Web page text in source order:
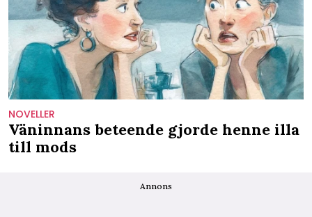
NOVELLER
Väninnans beteende gjorde henne illa
till mods
Annons